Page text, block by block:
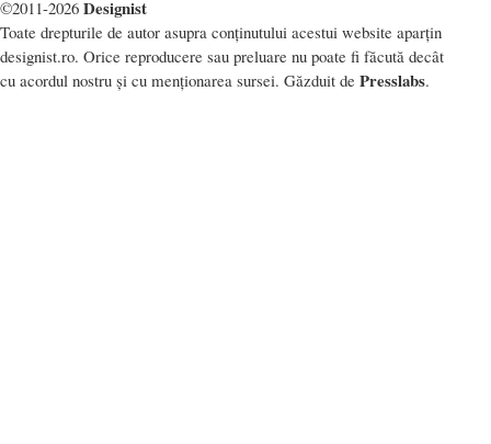
©2011-2026 Designist
Toate drepturile de autor asupra conținutului acestui website aparțin
designist.ro. Orice reproducere sau preluare nu poate fi făcută decât
cu acordul nostru și cu menționarea sursei. Găzduit de Presslabs.